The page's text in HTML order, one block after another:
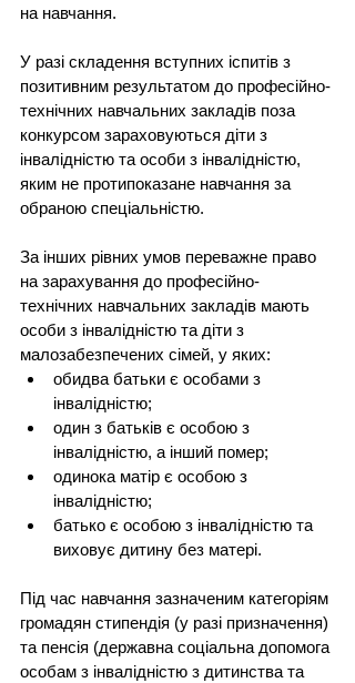
на навчання.
У разі складення вступних іспитів з
позитивним результатом до професійно-
технічних навчальних закладів поза
конкурсом зараховуються діти з
інвалідністю та особи з інвалідністю,
яким не протипоказане навчання за
обраною спеціальністю.
За інших рівних умов переважне право
на зарахування до професійно-
технічних навчальних закладів мають
особи з інвалідністю та діти з
малозабезпечених сімей, у яких:
обидва батьки є особами з
інвалідністю;
один з батьків є особою з
інвалідністю, а інший помер;
одинока матір є особою з
інвалідністю;
батько є особою з інвалідністю та
виховує дитину без матері.
Під час навчання зазначеним категоріям
громадян стипендія (у разі призначення)
та пенсія (державна соціальна допомога
особам з інвалідністю з дитинства та